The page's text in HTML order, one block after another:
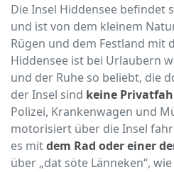
Die Insel Hiddensee befindet
und ist von dem kleinem
Rügen und dem Festland mit
Hiddensee ist bei Urlaubern
und der Ruhe so beliebt, die
der Insel sind keine
Polizei, Krankenwagen und
motorisiert über die Insel
es mitdem Rad oder einer
über „dat söte Länneken“,